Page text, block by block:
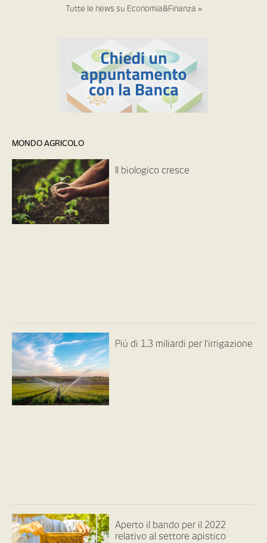
Tutte le news su Economia&Finanza »
MONDO AGRICOLO
Il biologico cresce
Più di 1,3 miliardi per l’irrigazione
Aperto il bando per il 2022
relativo al settore apistico